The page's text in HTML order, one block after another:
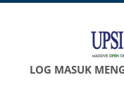
LOG MASUK